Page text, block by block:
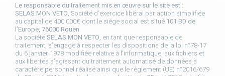
Le responsable du traitement mis en œuvre sur le site est :
SELAS MON VETO, Société d’exercice libéral par action simplifiée
au capital de 400 000€ dont le siège social est situé 101 BD de
l’Europe, 76000 Rouen.
La sociétéSELAS MON VETO, en tant que responsable de
traitement, s’engage à respecter les dispositions de la loi n°78-17
du 6 janvier 1978 modifiée relative à l’informatique, aux fichiers et
aux libertés s’agissant du traitement automatisé de données à
caractère personnel réalisé ainsi que le règlement (UE) n°2016/679